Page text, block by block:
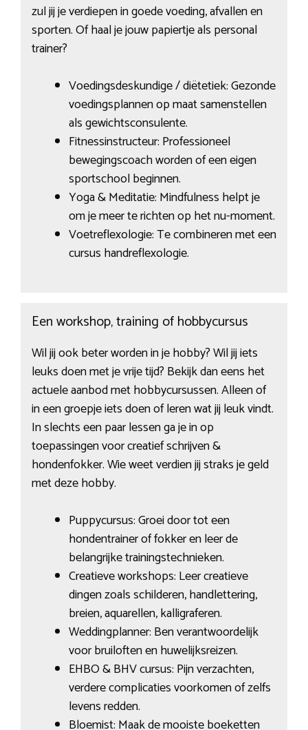
zul jij je verdiepen in goede voeding, afvallen en
sporten. Of haal je jouw papiertje als personal
trainer?
Voedingsdeskundige / diëtetiek: Gezonde
voedingsplannen op maat samenstellen
als gewichtsconsulente.
Fitnessinstructeur: Professioneel
bewegingscoach worden of een eigen
sportschool beginnen.
Yoga & Meditatie: Mindfulness helpt je
om je meer te richten op het nu-moment.
Voetreflexologie: Te combineren met een
cursus handreflexologie.
Een workshop, training of hobbycursus
Wil jij ook beter worden in je hobby? Wil jij iets
leuks doen met je vrije tijd? Bekijk dan eens het
actuele aanbod met hobbycursussen. Alleen of
in een groepje iets doen of leren wat jij leuk vindt.
In slechts een paar lessen ga je in op
toepassingen voor creatief schrijven &
hondenfokker. Wie weet verdien jij straks je geld
met deze hobby.
Puppycursus: Groei door tot een
hondentrainer of fokker en leer de
belangrijke trainingstechnieken.
Creatieve workshops: Leer creatieve
dingen zoals schilderen, handlettering,
breien, aquarellen, kalligraferen.
Weddingplanner: Ben verantwoordelijk
voor bruiloften en huwelijksreizen.
EHBO & BHV cursus: Pijn verzachten,
verdere complicaties voorkomen of zelfs
levens redden.
Bloemist: Maak de mooiste boeketten